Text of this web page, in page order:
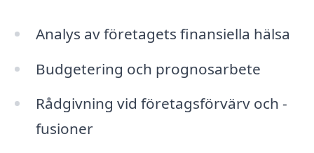
Analys av företagets finansiella hälsa
Budgetering och prognosarbete
Rådgivning vid företagsförvärv och -
fusioner